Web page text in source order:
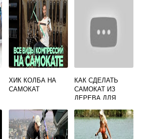
ХИК КОЛБА НА
САМОКАТ
КАК СДЕЛАТЬ
САМОКАТ ИЗ
ДЕРЕВА ДЛЯ